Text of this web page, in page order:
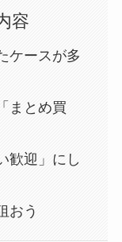
容
ケースが多
まとめ買
歓迎」にし
おう